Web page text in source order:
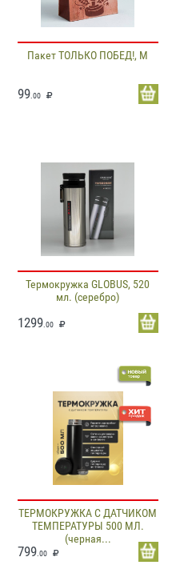
Пакет ТОЛЬКО ПОБЕД!, M
99 .00
Термокружка GLOBUS, 520
мл. (серебро)
1299 .00
ТЕРМОКРУЖКА С ДАТЧИКОМ
ТЕМПЕРАТУРЫ 500 МЛ.
(черная...
799 .00